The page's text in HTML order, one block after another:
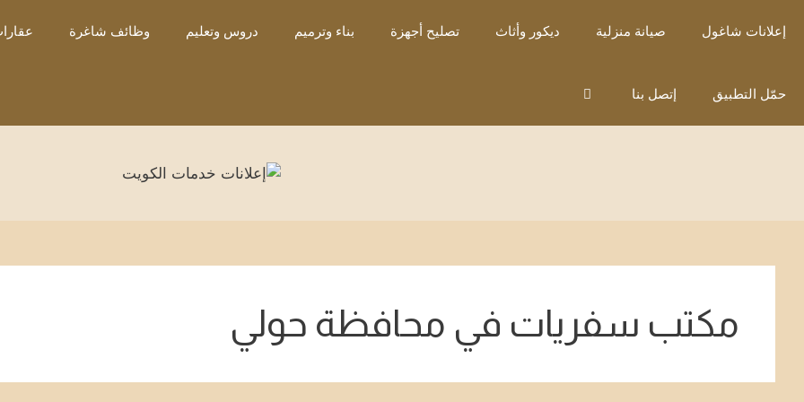
إلىإعلانات شاغول صيانة منزلية ديكور وأثاث تصليح أجهزة بناء وترميم دروس وتعليم وظائف شاغرة
حمّل التطبيق إتصل بنا
مكتب سفريات في محافظة حولي